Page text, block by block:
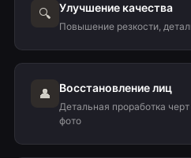
🔍 Улучшение качества
Повышение резкости,
👤 Восстановление лиц
Детальная проработка
фото